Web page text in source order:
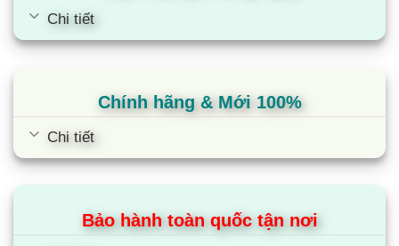
Chi tiết
Chính hãng & Mới 100%
Chi tiết
Bảo hành toàn quốc tận nơi